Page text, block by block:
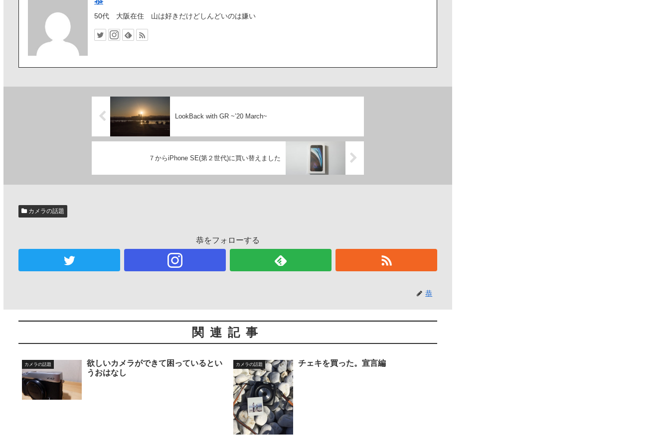
50代 大阪在住 山は好きだけどしんどいのは嫌い
LookBack with GR ~’20 March~
７からiPhone SE(第２世代)に買い替えました
カメラの話題
恭をフォローする
恭
関連記事
カメラの話題
欲しいカメラができて困っているとい
うおはなし
カメラの話題 チェキを買った。宣言編